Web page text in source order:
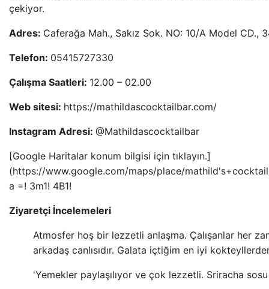
çekiyor.
Adres: Caferağa Mah., Sakız Sok. NO: 10/A Model CD.,
Telefon: 05415727330
Çalışma Saatleri: 12.00 – 02.00
Web sitesi: https://mathildascocktailbar.com/
Instagram Adresi: @Mathildascocktailbar
[Google Haritalar konum bilgisi için tıklayın.]
(https://www.google.com/maps/place/
a =! 3m1! 4B1!
Ziyaretçi İncelemeleri
Atmosfer hoş bir lezzetli anlaşma. Çalışanlar her
arkadaş canlısıdır. Galata içtiğim en iyi
'Yemekler paylaşılıyor ve çok lezzetli. Sriracha